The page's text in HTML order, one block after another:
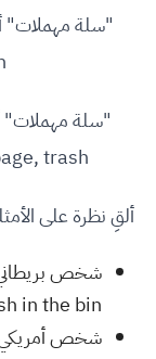
"سلة مهملات"
"سلة مهملات"
trash
ألقِ نظرة على
in the bin